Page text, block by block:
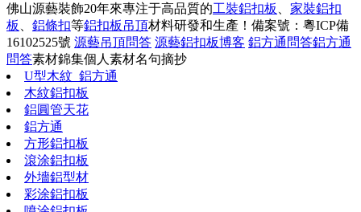
佛山源藝裝飾20年來專注于高品質的工裝鋁扣板
家裝鋁扣
板
鋁條扣等鋁扣板吊頂材料研發和生產！ 備案號：粵ICP備
16102525號 源藝吊頂問答 源藝鋁扣板博客 鋁方通問答鋁方通
問答素材錦集個人素材名句摘抄
U型木紋_鋁方通
木紋鋁扣板
鋁圓管天花
鋁方通
方形鋁扣板
滾涂鋁扣板
外墻鋁型材
彩涂鋁扣板